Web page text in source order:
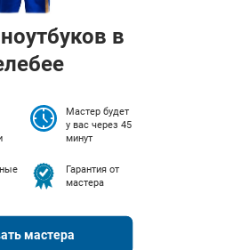
в
Мастер будет
у вас через 45
минут
Гарантия от
мастера
мастера